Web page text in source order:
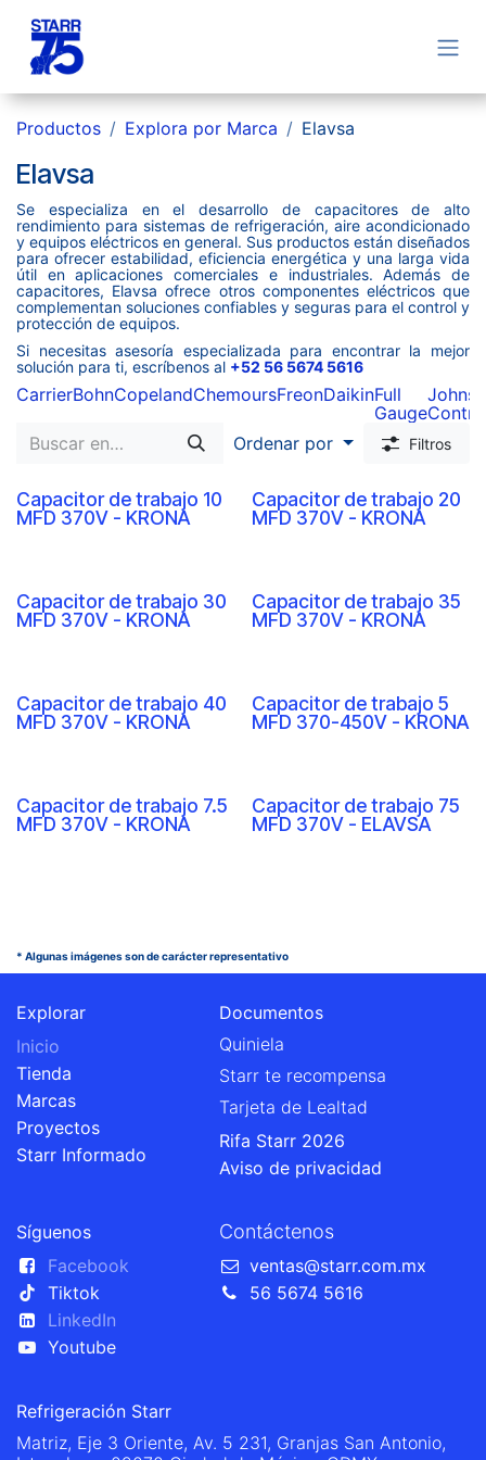
Productos Explora por Marca Elavsa
Elavsa
Se especializa en el desarrollo de capacitores de alto
rendimiento para sistemas de refrigeración, aire acondicionado
y equipos eléctricos en general. Sus productos están diseñados
para ofrecer estabilidad, eficiencia energética y una larga vida
útil en aplicaciones comerciales e industriales. Además de
capacitores, Elavsa ofrece otros componentes eléctricos que
complementan soluciones confiables y seguras para el control y
protección de equipos.
Si necesitas asesoría especializada para encontrar la mejor
solución para ti, escríbenos al +52 56 5674 5616
CarrierBohnCopelandChemoursFreonDaikinFull
Gauge
Ordenar por
Filtros
Capacitor de trabajo 10
MFD 370V - KRONA
Capacitor de trabajo 20
MFD 370V - KRONA
Capacitor de trabajo 30
MFD 370V - KRONA
Capacitor de trabajo 35
MFD 370V - KRONA
Capacitor de trabajo 40
MFD 370V - KRONA
Capacitor de trabajo 5
MFD 370-450V - KRONA
Capacitor de trabajo 7.5
MFD 370V - KRONA
Capacitor de trabajo 75
MFD 370V - ELAVSA
* Algunas imágenes son de carácter representativo
Explorar
Inicio
Tienda
Marcas
Proyectos
Starr Informado
Documentos
Quiniela
Starr te recompensa
Tarjeta de Lealtad
Rifa Starr 2026
Aviso de privacidad
Síguenos
Facebook
Tiktok
LinkedIn
Youtube
Contáctenos
ventas@starr.com.mx
56 5674 5616
Refrigeración Starr
Matriz, Eje 3 Oriente, Av. 5 231, Granjas San Antonio,